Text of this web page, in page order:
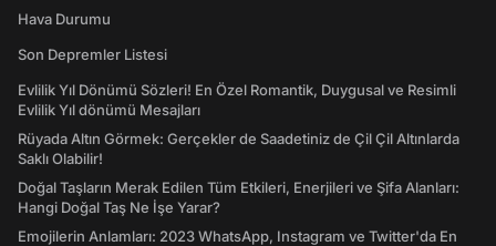
Hava Durumu
Son Depremler Listesi
Evlilik Yıl Dönümü Sözleri! En Özel Romantik, Duygusal ve Resimli
Evlilik Yıl dönümü Mesajları
Rüyada Altın Görmek: Gerçekler de Saadetiniz de Çil Çil Altınlarda
Saklı Olabilir!
Doğal Taşların Merak Edilen Tüm Etkileri, Enerjileri ve Şifa Alanları:
Hangi Doğal Taş Ne İşe Yarar?
Emojilerin Anlamları: 2023 WhatsApp, Instagram ve Twitter'da En